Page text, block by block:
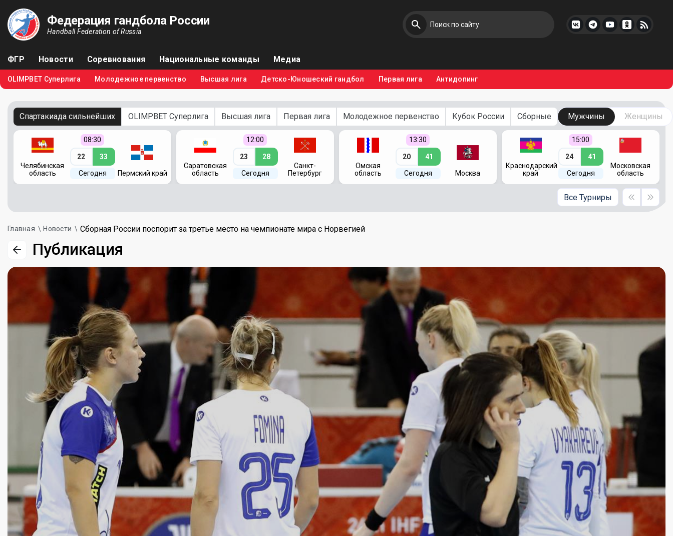
Федерация гандбола России
Handball Federation of Russia
ФГР Новости Соревнования Национальные команды Медиа
OLIMPBET Суперлига Молодежное первенство Высшая лига Детско-Юношеский гандбол Первая лига Антидопинг
Спартакиада сильнейших OLIMPBET Суперлига Высшая лига Первая лига Молодежное первенство Кубок России Сборные Мужчины Женщины
Челябинская
область
08:30
22 33
Сегодня Пермский край
Саратовская
область
12:00
23 28
Сегодня
Санкт-
Петербург
Омская
область
13:30
20 41
Сегодня Москва
Краснодарский
край
15:00
24 41
Сегодня
Московская
область
Все Турниры
Главная Новости Сборная России поспорит за третье место на чемпионате мира с Норвегией
Публикация